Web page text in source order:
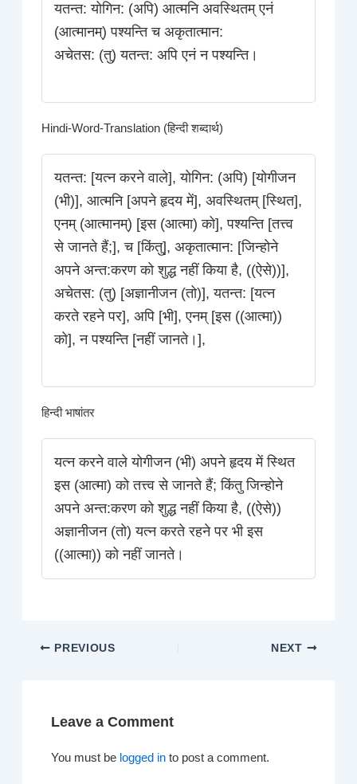
यतन्त: योगिन: (अपि) आत्मनि अवस्थितम्‌ एनं
(आत्मानम्) पश्यन्ति च अकृतात्मान:
अचेतस: (तु) यतन्त: अपि एनं न पश्यन्ति।
Hindi-Word-Translation (हिन्दी शब्दार्थ)
यतन्त: [यत्न करने वाले], योगिन: (अपि) [योगीजन
(भी)], आत्मनि [अपने हृदय में], अवस्थितम् [स्थित],
एनम् (आत्मानम्) [इस (आत्मा) को], पश्यन्ति [तत्त्व
से जानते हैं;], च [किंतु], अकृतात्मान: [जिन्होने
अपने अन्त:करण को शुद्ध नहीं किया है, ((ऐसे))],
अचेतस: (तु) [अज्ञानीजन (तो)], यतन्त: [यत्न
करते रहने पर], अपि [भी], एनम् [इस ((आत्मा))
को], न पश्यन्ति [नहीं जानते।],
हिन्दी भाषांतर
यत्न करने वाले योगीजन (भी) अपने हृदय में स्थित
इस (आत्मा) को तत्त्व से जानते हैं; किंतु जिन्होने
अपने अन्त:करण को शुद्ध नहीं किया है, ((ऐसे))
अज्ञानीजन (तो) यत्न करते रहने पर भी इस
((आत्मा)) को नहीं जानते।
PREVIOUS NEXT
Leave a Comment
You must be logged in to post a comment.